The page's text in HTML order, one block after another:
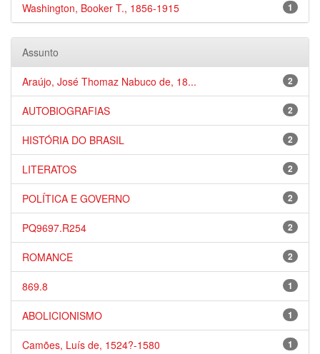
1
Washington, Booker T., 1856-1915
Assunto
2
Araújo, José Thomaz Nabuco de, 18...
2
AUTOBIOGRAFIAS
2
HISTÓRIA DO BRASIL
2
LITERATOS
2
POLÍTICA E GOVERNO
2
PQ9697.R254
2
ROMANCE
1
869.8
1
ABOLICIONISMO
1
Camões, Luís de, 1524?-1580